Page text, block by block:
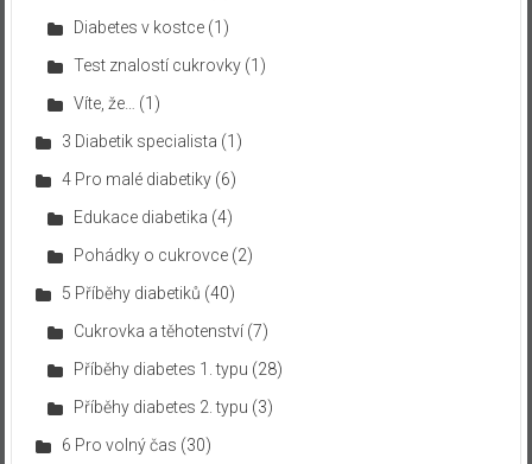
Diabetes v kostce(1)
Test znalostí cukrovky(1)
Víte, že…
(1)
3 Diabetik specialista (1)
4 Pro malé diabetiky(6)
Edukace diabetika (4)
Pohádky o cukrovce(2)
5 Příběhy diabetiků (40)
Cukrovka a těhotenství(7)
Příběhy diabetes 1. typu (28)
Příběhy diabetes 2. typu (3)
6 Pro volný čas (30)